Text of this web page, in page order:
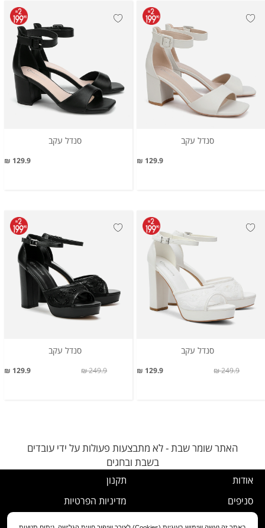
סנדל עקב
129.9 ₪
סנדל עקב
129.9 ₪
סנדל עקב
129.9 ₪ 249.9 ₪
סנדל עקב
129.9 ₪ 249.9 ₪
האתר שומר שבת - לא מתבצעות פעולות על ידי עובדים
בשבת ובחגים
אודות
סניפים
תקנון
מדיניות הפרטיות
נוהל ביטול עסקה